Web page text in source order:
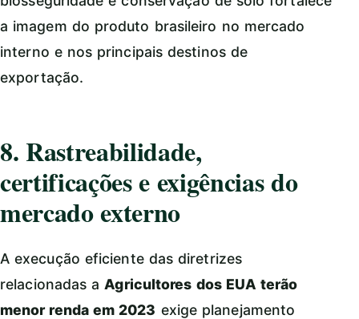
a imagem do produto brasileiro no mercado
interno e nos principais destinos de
exportação.
8. Rastreabilidade,
certificações e exigências do
mercado externo
A execução eficiente das diretrizes
relacionadas a Agricultores dos EUA terão
menor renda em 2023 exige planejamento